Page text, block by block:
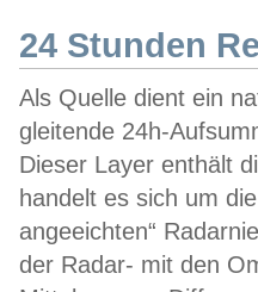
24 Stunden
Als Quelle dient ein
gleitende 24h-
Dieser Layer enthält
handelt es sich um
angeeichten“
der Radar- mit den